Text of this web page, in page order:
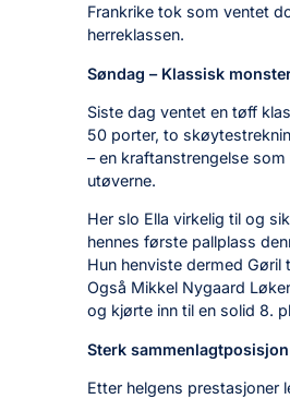
Frankrike tok som ventet
herreklassen.
Søndag – Klassisk
Siste dag ventet en tøff
50 porter, to
– en kraftanstrengelse
utøverne.
Her slo Ella virkelig til og
hennes første pallplass
Hun henviste dermed Gøril
Også Mikkel Nygaard
og kjørte inn til en solid 8.
Sterk sammenlagtposisjon
Etter helgens prestasjoner